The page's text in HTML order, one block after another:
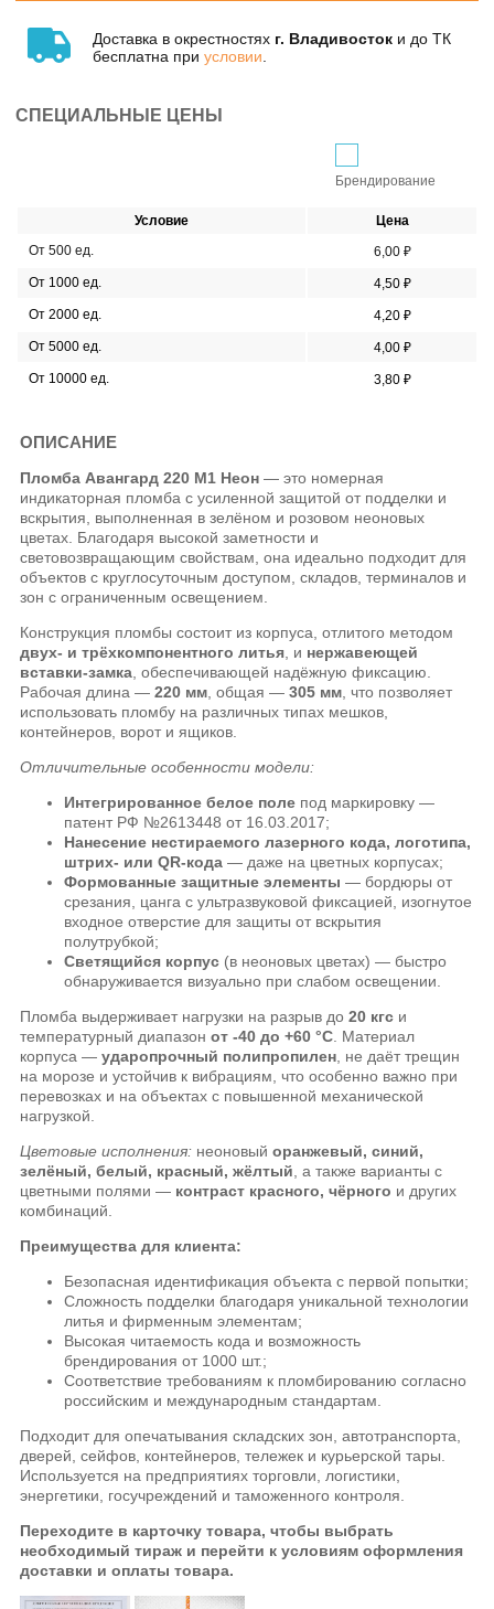
Доставка в окрестностях г. Владивосток и до ТК
бесплатна при условии
СПЕЦИАЛЬНЫЕ ЦЕНЫ
Брендирование
Условие
Цена
От 500 ед.
6,00 ₽
От 1000 ед.
4,50 ₽
От 2000 ед.
4,20 ₽
От 5000 ед.
4,00 ₽
От 10000 ед.
3,80 ₽
ОПИСАНИЕ
Пломба Авангард 220 М1 Неон — это номерная
индикаторная пломба с усиленной защитой от подделки и
вскрытия, выполненная в зелёном и розовом неоновых
цветах. Благодаря высокой заметности и
световозвращающим свойствам, она идеально подходит для
объектов с круглосуточным доступом, складов, терминалов и
зон с ограниченным освещением.
Конструкция пломбы состоит из корпуса, отлитого методом
двух- и трёхкомпонентного литья , и нержавеющей
вставки-замка , обеспечивающей надёжную фиксацию.
Рабочая длина —220 мм , общая —305 мм , что позволяет
использовать пломбу на различных типах мешков,
контейнеров, ворот и ящиков.
Отличительные особенности модели:
Интегрированное белое поле под маркировку —
патент РФ №2613448 от 16.03.2017;
Нанесение нестираемого лазерного кода, логотипа,
штрих- или QR-кода — даже на цветных корпусах;
Формованные защитные элементы — бордюры от
срезания, цанга с ультразвуковой фиксацией, изогнутое
входное отверстие для защиты от вскрытия
полутрубкой;
Светящийся корпус (в неоновых цветах) — быстро
обнаруживается визуально при слабом освещении.
Пломба выдерживает нагрузки на разрыв до20 кгс и
температурный диапазонот -40 до +60 °C . Материал
корпуса —ударопрочный полипропилен , не даёт трещин
на морозе и устойчив к вибрациям, что особенно важно при
перевозках и на объектах с повышенной механической
нагрузкой.
Цветовые исполнения: неоновыйоранжевый, синий,
зелёный, белый, красный, жёлтый , а также варианты с
цветными полями — контраст красного, чёрного и других
комбинаций.
Преимущества для клиента:
Безопасная идентификация объекта с первой попытки;
Сложность подделки благодаря уникальной технологии
литья и фирменным элементам;
Высокая читаемость кода и возможность
брендирования от 1000 шт.;
Соответствие требованиям к пломбированию согласно
российским и международным стандартам.
Подходит для опечатывания складских зон, автотранспорта,
дверей, сейфов, контейнеров, тележек и курьерской тары.
Используется на предприятиях торговли, логистики,
энергетики, госучреждений и таможенного контроля.
Переходите в карточку товара, чтобы выбрать
необходимый тираж и перейти к условиям оформления
доставки и оплаты товара.